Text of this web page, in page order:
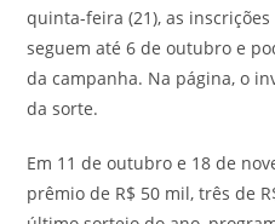
quinta-feira (21), as
seguem até 6 de outubro e
da campanha. Na página, o
da sorte.
Em 11 de outubro e 18 de
prêmio de R$ 50 mil, três de